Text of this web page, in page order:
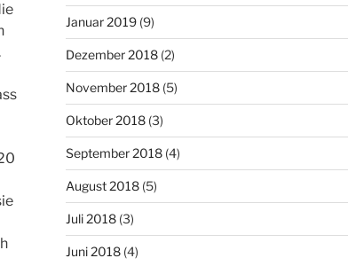
Januar 2019(9)
Dezember 2018(2)
November 2018(5)
Oktober 2018(3)
September 2018(4)
August 2018(5)
Juli 2018(3)
Juni 2018(4)